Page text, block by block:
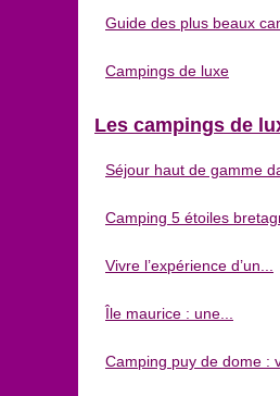
Guide des plus beaux
Campings de luxe
Les campings de
Séjour haut de gamme
Camping 5 étoiles
Vivre l’expérience d’un...
Île maurice : une...
Camping puy de dome :